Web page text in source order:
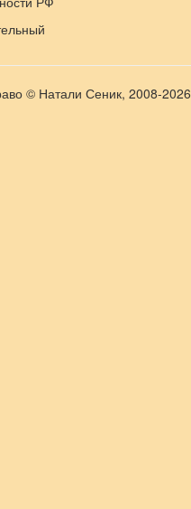
© Натали Сеник, 2008-2026